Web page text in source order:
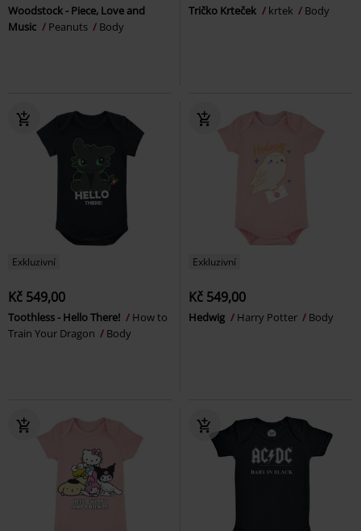
Woodstock - Piece, Love and
Music
Peanuts Body
Tričko Krteček krtek Body
Exkluzivní
Kč 549,00
Toothless - Hello There!
How to
Train Your Dragon
Body
Exkluzivní
Kč 549,00
Hedwig Harry Potter Body